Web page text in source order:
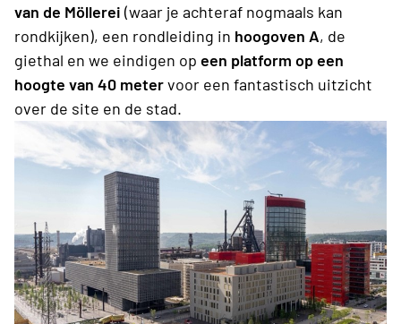
van de Möllerei (waar je achteraf nogmaals kan
rondkijken), een rondleiding in hoogoven A, de
giethal en we eindigen op een platform op een
hoogte van 40 metervoor een fantastisch uitzicht
over de site en de stad.